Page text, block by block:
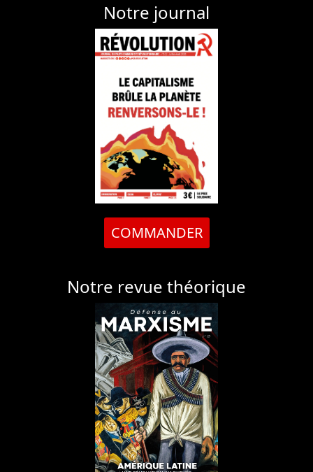
Notre journal
COMMANDER
Notre revue théorique